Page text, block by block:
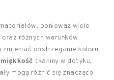
ponieważ wiele
różnych warunków
postrzeganie koloru.
miękkość tkaniny w dotyku,
mogą różnić się znacząco